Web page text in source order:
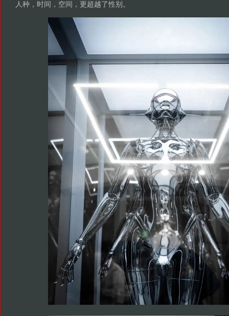
人种，时间，空间，更超越了性别。